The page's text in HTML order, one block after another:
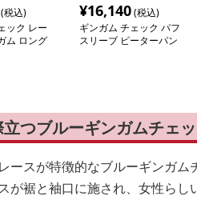
(税込)
ック レー
ム ロング
¥16,140(税込)
ギンガム チェック パフ
スリーブ ピーターパン
立つブルーギンガムチェ
ースが特徴的なブルーギンガム
が裾と袖口に施され、女性らし